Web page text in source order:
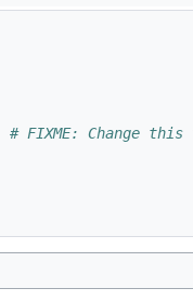
# FIXME: Change